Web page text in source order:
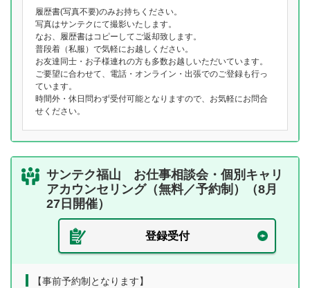
履歴書(写真不要)のみお持ちください。
写真はサンテクにて撮影いたします。
なお、履歴書はコピーしてご返却致します。
普段着（私服）で気軽にお越しください。
お友達同士・お子様連れの方も多数お越しいただいています。
ご要望に合わせて、電話・オンライン・出張でのご登録も行っ
ています。
時間外・休日問わず受付可能となりますので、お気軽にお問合
せください。
サンテク福山 お仕事相談会・個別キャリ
アカウンセリング（無料／予約制）（8月
27日開催）
登録受付
【事前予約制となります】